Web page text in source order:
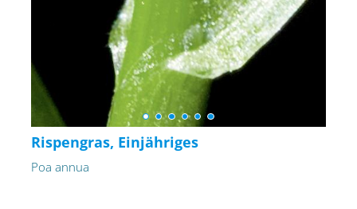
Rispengras, Einjähriges
Poa annua